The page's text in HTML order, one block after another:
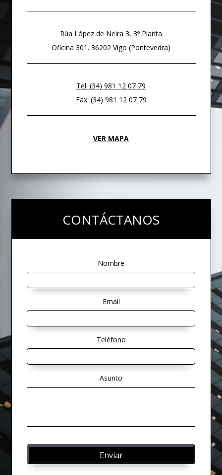
Rúa López de Neira 3, 3º Planta
Oficina 301. 36202 Vigo (Pontevedra)
Tel: (34) 981 12 07 79
Fax: (34) 981 12 07 79
VER MAPA
CONTÁCTANOS
Nombre
Email
Teléfono
Asunto